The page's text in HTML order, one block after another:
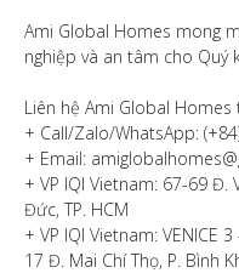
Ami Global Homes mong
nghiệp và an tâm cho Quý
Liên hệ Ami Global Homes
+ Call/Zalo/WhatsApp:
+ Email:
+ VP IQI Vietnam: 67-69 Đ.
Đức, TP. HCM
+ VP IQI Vietnam: VENICE
17 Đ. Mai Chí Thọ, P. Bình